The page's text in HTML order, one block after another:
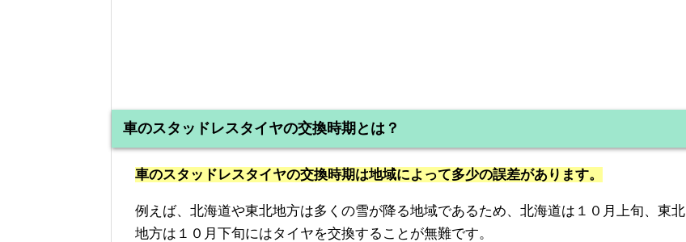
車のスタッドレスタイヤの交換時期とは？
車のスタッドレスタイヤの交換時期は地域によって多少の誤差があります。
例えば、北海道や東北地方は多くの雪が降る地域であるため、北海道は１０月上旬、東北
地方は１０月下旬にはタイヤを交換することが無難です。